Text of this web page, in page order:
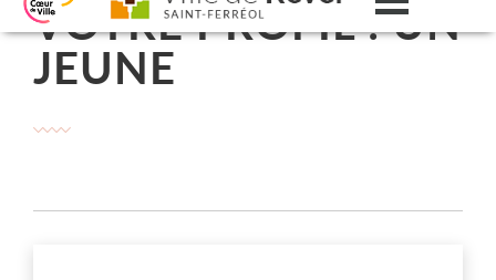
Aller au contenu
Aller au menu
Aller à la recherche
Changer le contraste Menu
VOTRE PROFIL : UN
JEUNE